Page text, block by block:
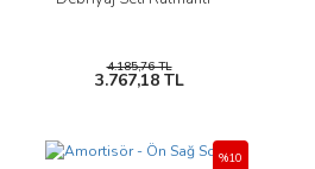
4.185,76 TL
3.767,18 TL
%10